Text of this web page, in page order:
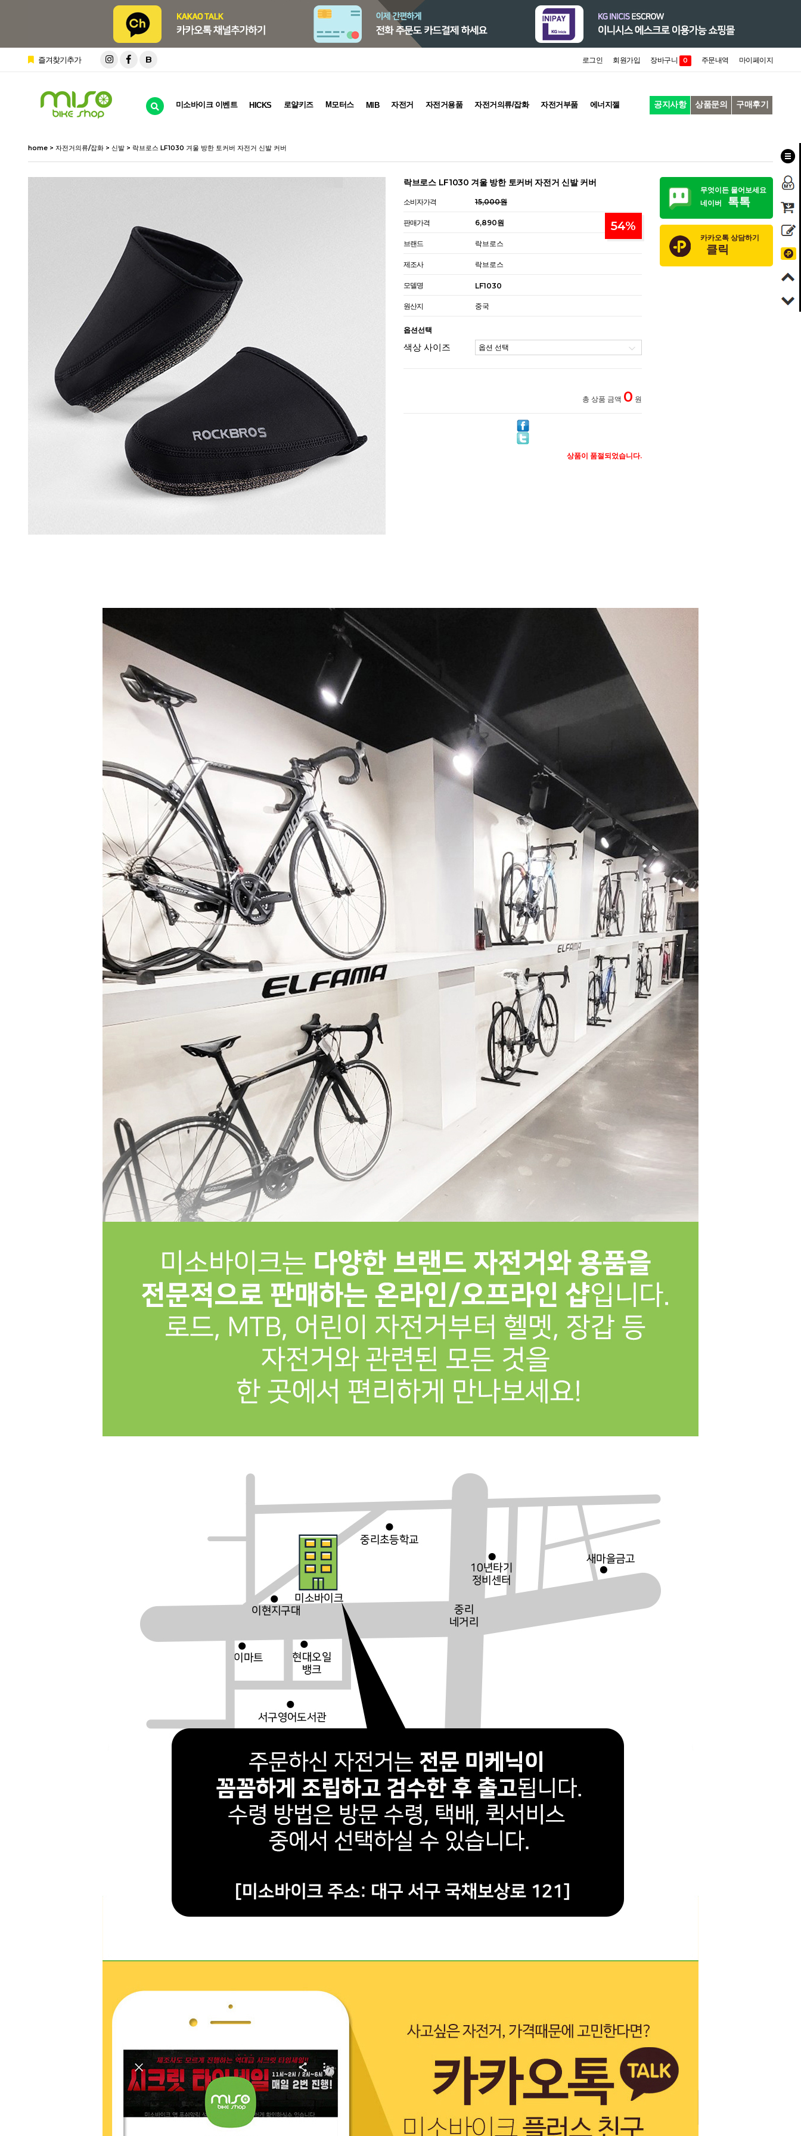
즐겨찾기추가 B 로그인 회원가입 장바구니 0 주문내역 마이페이지
미소바이크 이벤트 HICKS 로얄키즈 M모터스 MIB 자전거 자전거용품 자전거의류/잡화 자전거부품 에너지젤 공지사항 상품문의 구매후기
home > 자전거의류/잡화 > 신발 > 락브로스 LF1030 겨울 방한 토커버 자전거 신발 커버
락브로스 LF1030 겨울 방한 토커버 자전거 신발 커버
소비자가격 15,000원
54%
판매가격 6,890원
브랜드 락브로스
제조사 락브로스
모델명 LF1030
원산지 중국
옵션선택
색상 사이즈
총 상품 금액 0 원
상품이 품절되었습니다.
무엇이든 물어보세요
네이버
톡톡
카카오톡 상담하기
클릭